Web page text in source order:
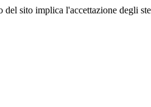
sito implica l'accettazione degli